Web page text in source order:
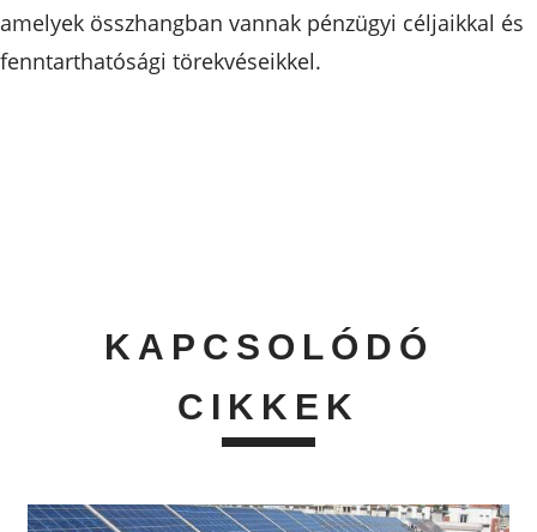
amelyek összhangban vannak pénzügyi céljaikkal és
fenntarthatósági törekvéseikkel.
KAPCSOLÓDÓ
CIKKEK